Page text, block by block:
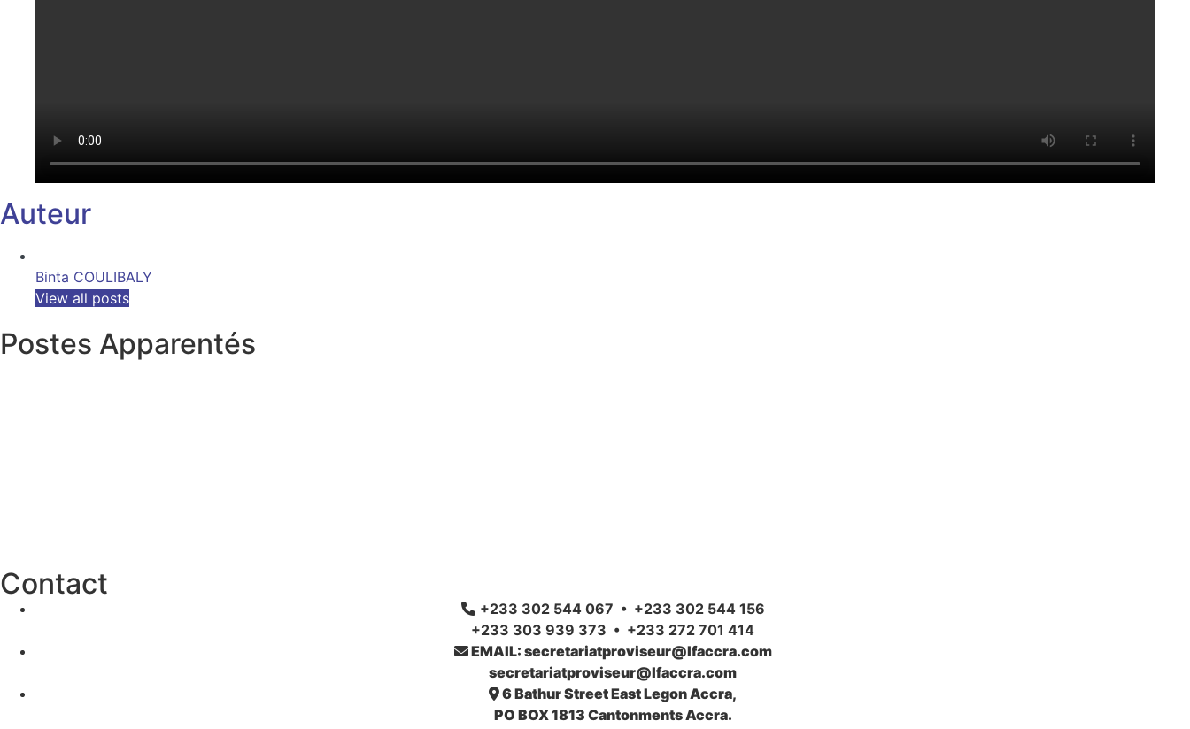
Auteur
Binta COULIBALY
View all posts
Postes Apparentés
Contact
+233 302 544 067 • +233 302 544 156
+233 303 939 373 • +233 272 701 414
EMAIL: secretariatproviseur@lfaccra.com
secretariatproviseur@lfaccra.com
6 Bathur Street East Legon Accra,
PO BOX 1813 Cantonments Accra.